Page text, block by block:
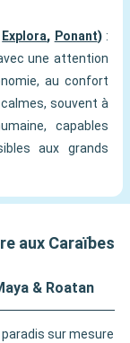
Explora, Ponant):
une attention
au confort
souvent à
capables
aux grands
aux Caraïbes
& Roatan
sur mesure